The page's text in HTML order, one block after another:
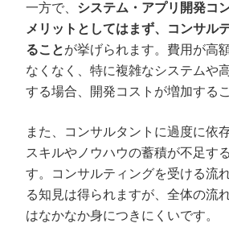
一方で、 システム・アプリ開発コ
メリットとしてはまず、コンサル
ることが挙げられます。費用が高
なくなく、特に複雑なシステムや
する場合、開発コストが増加する
また、コンサルタントに過度に依
スキルやノウハウの蓄積が不足す
す。コンサルティングを受ける流
る知見は得られますが、全体の流
はなかなか身につきにくいです。